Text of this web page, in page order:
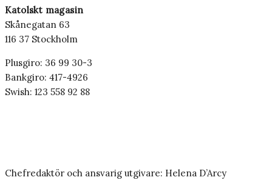
Katolskt magasin
Skånegatan 63
116 37 Stockholm
Plusgiro: 36 99 30-3
Bankgiro: 417-4926
Swish: 123 558 92 88
Chefredaktör och ansvarig utgivare: Helena D’Arcy